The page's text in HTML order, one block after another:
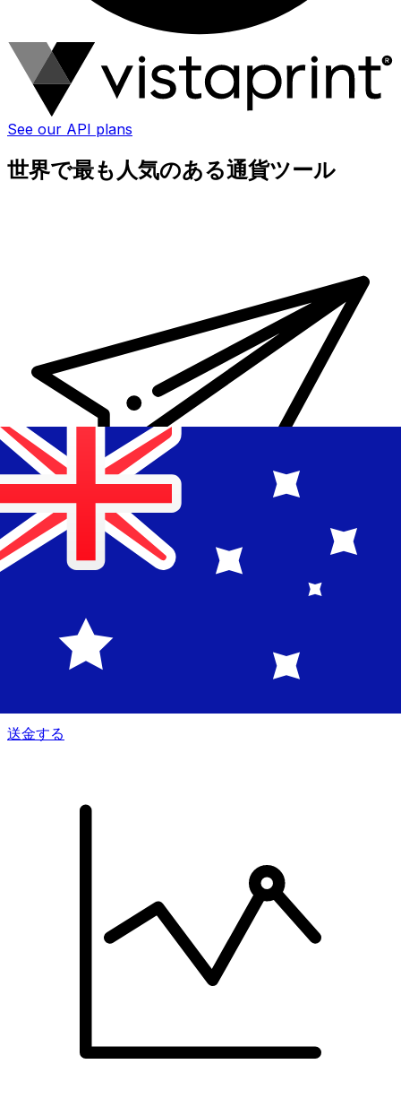
See our API plans
世界で最も人気のある通貨ツール
Xe 国際送金
オンラインの送金が迅速、安全、簡単に行えます。ライブの
追跡と通知に加え、柔軟な配信と支払いオプションをご利用
送金する